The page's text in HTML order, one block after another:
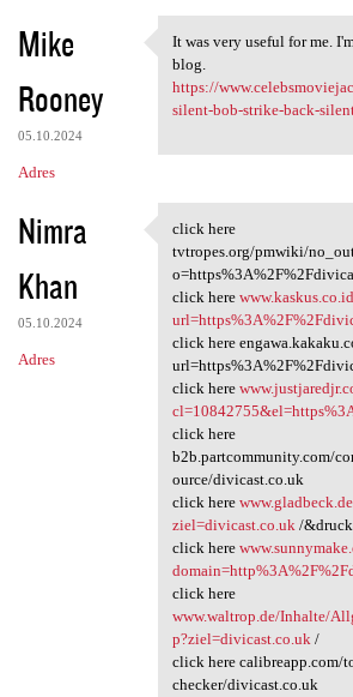
Mike
Rooney
05.10.2024
Adres
It was very useful for
It was very useful for me.
blog.
https://
silent-bob-strike-back-
Nimra
Khan
05.10.2024
Adres
click here
click here
tvtropes.org/pmwiki/
click here
click here
click here
click here
b2b.partcommunity.com/
ource/divicast.co.uk
click here
ziel=divicast.co.uk/
click here
click here
www.waltrop.de/Inhalte/
p?ziel=divicast.co.uk/
click here calibreapp.com/
checker/divicast.co.uk